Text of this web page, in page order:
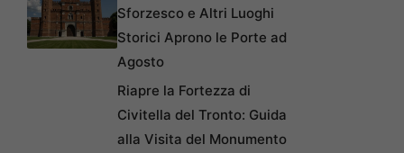
Sforzesco e Altri Luoghi
Storici Aprono le Porte ad
Agosto
Riapre la Fortezza di
Civitella del Tronto: Guida
alla Visita del Monumento